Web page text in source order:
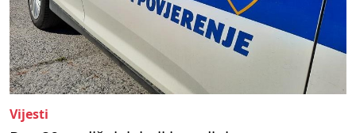
Vijesti